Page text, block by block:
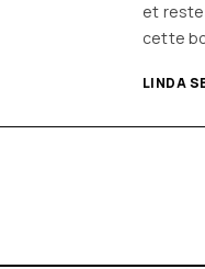
et
cette
LINDA